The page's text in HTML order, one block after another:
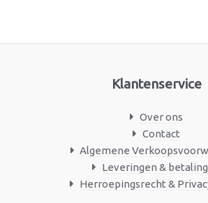
Klantenservice
Over ons
Contact
Algemene
Leveringen &
Herroepingsrecht &